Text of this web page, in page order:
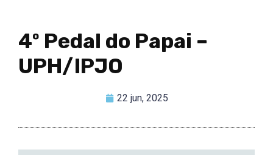
4º Pedal do Papai –
UPH/IPJO
22 jun, 2025